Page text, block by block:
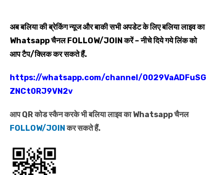
अब बलिया की ब्रेकिंग न्यूज और बाकी सभी अपडेट के लिए बलिया लाइव का
WhatsappचैनलFOLLOW/JOINकरें – नीचे दिये गये लिंक को
आप टैप/क्लिक कर सकते हैं.
https://whatsapp.com/channel/0029VaADFuSG
ZNCt0RJ9VN2v
आप QR कोड स्कैन करके भी बलिया लाइव का Whatsapp चैनल
FOLLOW/JOINकर सकते हैं.